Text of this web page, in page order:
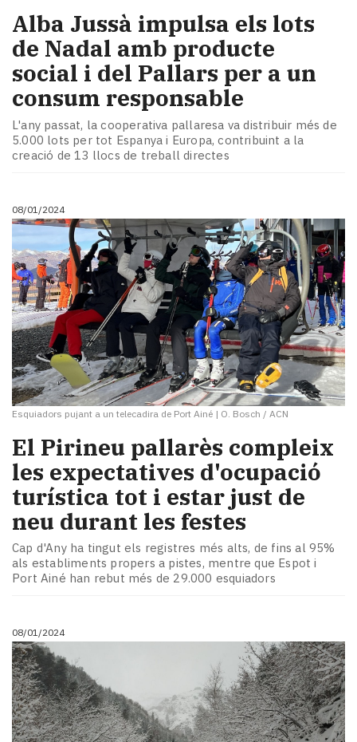
Alba Jussà impulsa els lots
de Nadal amb producte
social i del Pallars per a un
consum responsable
L'any passat, la cooperativa pallaresa va distribuir més de
5.000 lots per tot Espanya i Europa, contribuint a la
creació de 13 llocs de treball directes
08/01/2024
Esquiadors pujant a un telecadira de Port Ainé | O. Bosch / ACN
El Pirineu pallarès compleix
les expectatives d'ocupació
turística tot i estar just de
neu durant les festes
Cap d'Any ha tingut els registres més alts, de fins al 95%
als establiments propers a pistes, mentre que Espot i
Port Ainé han rebut més de 29.000 esquiadors
08/01/2024